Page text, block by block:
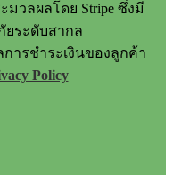
วลผลโดย Stripe ซึ่งมี
ระดับสากล
ารชำระเงินของลูกค้า
Policy